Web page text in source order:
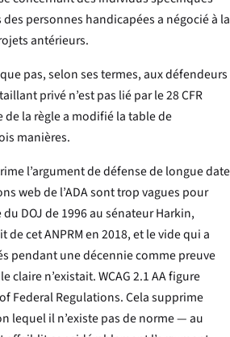
personnes handicapées a négocié à la
antérieurs.
pas, selon ses termes, aux défendeurs
privé n’est pas lié par le 28 CFR
de la règle a modifié la table de
manières.
l’argument de défense de longue date
web de l’ADA sont trop vagues pour
DOJ de 1996 au sénateur Harkin,
de cet ANPRM en 2018, et le vide qui a
pendant une décennie comme preuve
claire n’existait. WCAG 2.1 AA figure
Federal Regulations. Cela supprime
lequel il n’existe pas de norme — au